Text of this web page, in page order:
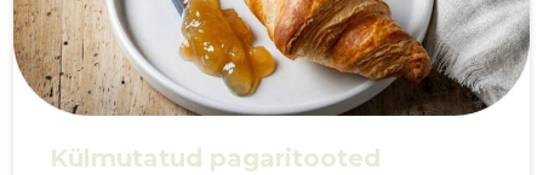
Külmutatud pagaritooted